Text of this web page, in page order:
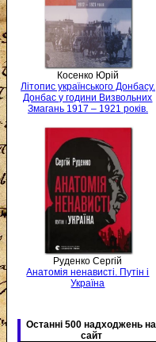
Косенко Юрій
Літопис українського Донбасу.
Донбас у години Визвольних
Змагань 1917 – 1921 років.
Руденко Сергій
Анатомія ненависті. Путін і
Україна
Останні 500 надходжень на
сайт